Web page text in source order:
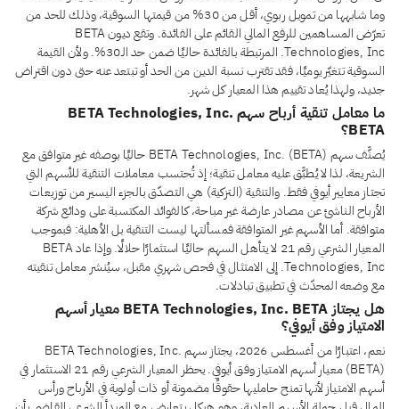
وما شابهها من تمويل ربوي، أقل من 30% من قيمتها السوقية، وذلك للحد من
تعرّض المساهمين للرفع المالي القائم على الفائدة. وتقع ديون BETA
Technologies, Inc. المرتبطة بالفائدة حاليًا ضمن حد الـ30%. ولأن القيمة
السوقية تتغيّر يوميًا، فقد تقترب نسبة الدين من الحد أو تبتعد عنه حتى دون اقتراض
جديد، ولهذا يُعاد تقييم هذا المعيار كل شهر.
ما معامل تنقية أرباح سهم BETA Technologies, Inc.
BETA؟
يُصنَّف سهم BETA Technologies, Inc. (BETA) حاليًا بوصفه غير متوافق مع
الشريعة، لذا لا يُطبَّق عليه معامل تنقية؛ إذ تُحتسب معاملات التنقية للأسهم التي
تجتاز معايير أيوفي فقط. والتنقية (التزكية) هي التصدّق بالجزء اليسير من توزيعات
الأرباح الناشئ عن مصادر عارضة غير مباحة، كالفوائد المكتسبة على ودائع شركة
متوافقة. أما الأسهم غير المتوافقة فمسألتها ليست التنقية بل الأهلية: فبموجب
المعيار الشرعي رقم 21 لا يتأهل السهم حاليًا استثمارًا حلالًا. وإذا عاد BETA
Technologies, Inc. إلى الامتثال في فحص شهري مقبل، سيُنشر معامل تنقيته
مع وضعه المحدّث في تطبيق تبادلات.
هل يجتاز BETA Technologies, Inc. BETA معيار أسهم
الامتياز وفق أيوفي؟
نعم، اعتبارًا من أغسطس 2026، يجتاز سهم BETA Technologies, Inc.
(BETA) معيار أسهم الامتياز وفق أيوفي. يحظر المعيار الشرعي رقم 21 الاستثمار في
أسهم الامتياز لأنها تمنح حامليها حقوقًا مضمونة أو ذات أولوية في الأرباح ورأس